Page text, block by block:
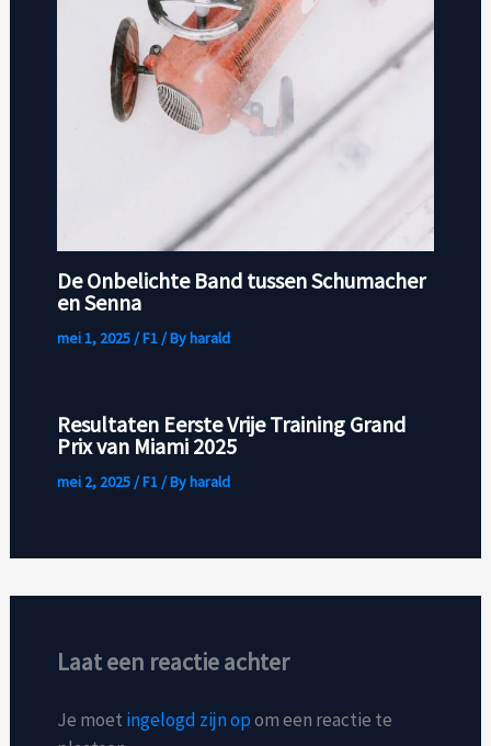
De Onbelichte Band tussen Schumacher
en Senna
mei 1, 2025/F1/ Byharald
Resultaten Eerste Vrije Training Grand
Prix van Miami 2025
mei 2, 2025/F1/ Byharald
Laat een reactie achter
Je moet ingelogd zijn opom een reactie te